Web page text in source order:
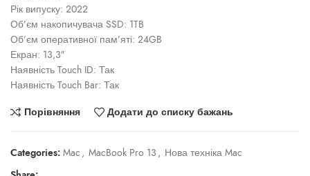
Рік випуску: 2022
Об’єм накопичувача SSD: 1TB
Об’єм оперативної пам’яті: 24GB
Екран: 13,3″
Наявність Touch ID: Так
Наявність Touch Bar: Так
Порівняння Додати до списку бажань
Categories: Mac , MacBook Pro 13 , Нова техніка Mac